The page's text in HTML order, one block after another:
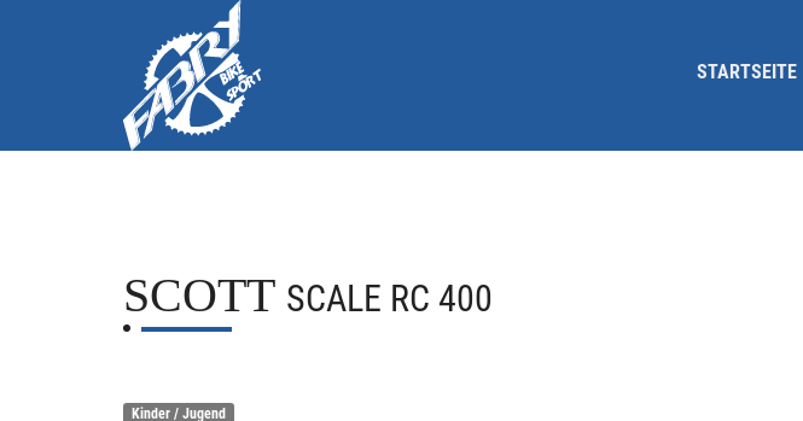
STARTSEITE
SCOTT SCALE RC 400
Kinder / Jugend